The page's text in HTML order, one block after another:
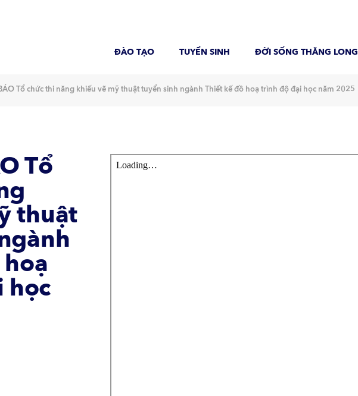
ĐÀO TẠO TUYỂN SINH ĐỜI SỐNG THĂNG LONG
Tổ chức thi năng khiếu vẽ mỹ thuật tuyển sinh ngành Thiết kế đồ hoạ trình độ đại học năm 2025
Tổ
thuật
học